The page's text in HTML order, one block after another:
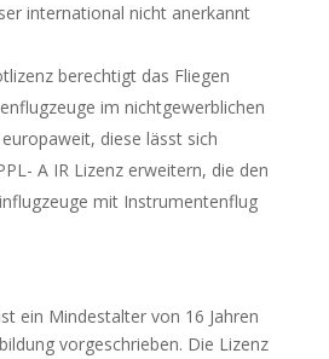
international nicht anerkannt
berechtigt das Fliegen
im nichtgewerblichen
diese lässt sich
A IR Lizenz erweitern, die den
mit Instrumentenflug
ein Mindestalter von 16 Jahren
vorgeschrieben. Die Lizenz